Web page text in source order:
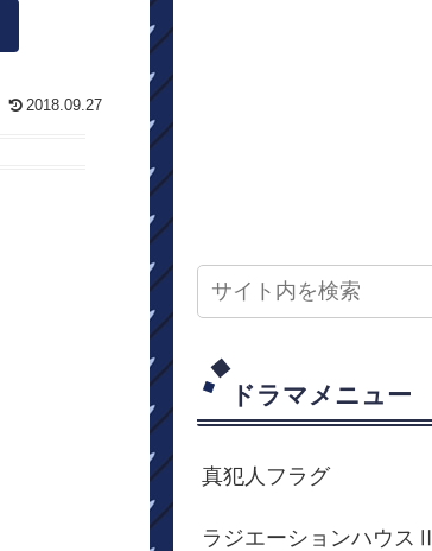
2018.09.27
ドラマメニュー
真犯人フラグ
ラジエーションハウスⅡ